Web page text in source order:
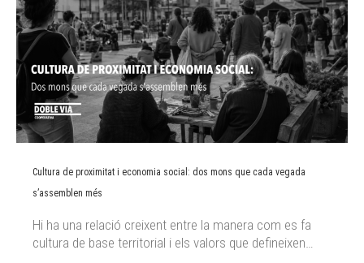
Cultura de proximitat i economia social: dos mons que cada vegada
s’assemblen més
Hi ha una relació creixent entre la manera com es fa
cultura de base territorial i els valors que defineixen…